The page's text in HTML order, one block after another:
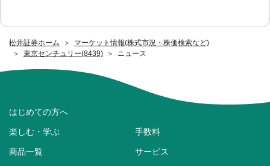
松井証券ホーム
マーケット情報(株式市況・株価検索など)
東京センチュリー(8439)
ニュース
はじめての方へ
楽しむ・学ぶ 手数料
商品一覧 サービス